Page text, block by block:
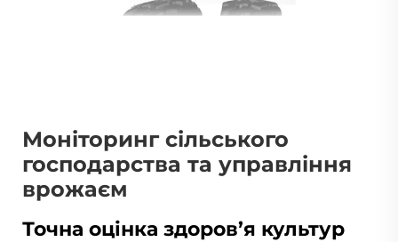
Моніторинг сільського
господарства та управління
врожаєм
Точна оцінка здоров’я культур